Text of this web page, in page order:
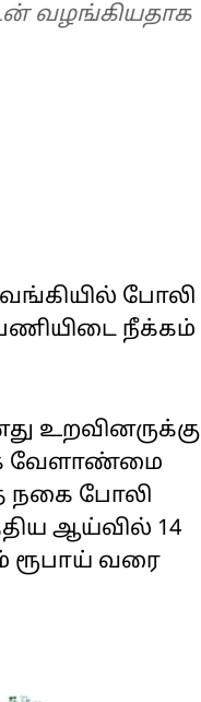
வழங்கியதாக
வங்கியில் போலி
நீக்கம்
உறவினருக்கு
வேளாண்மை
நகை போலி
ஆய்வில் 14
ரூபாய் வரை